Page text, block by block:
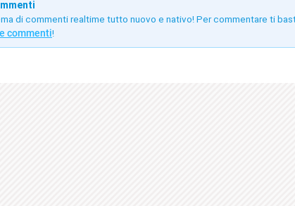
di commenti realtime tutto nuovo e nativo! Per commentare ti
commenti!